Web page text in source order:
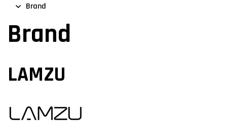
Brand
Brand
LAMZU